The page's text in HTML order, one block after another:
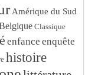
Amérique du Sud
Classique
enfance enquête
histoire